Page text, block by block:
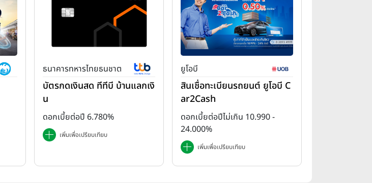
ธนาคารทหารไทยธนชาต
บัตรกดเงินสด ทีทีบี บ้านแลกเงิ
น
ดอกเบี้ยต่อปี 6.780%
เพิ่มเพื่อเปรียบเทียบ
ยูโอบี
สินเชื่อทะเบียนรถยนต์ ยูโอบี C
ar2Cash
ดอกเบี้ยต่อปีไม่เกิน 10.990 -
24.000%
เพิ่มเพื่อเปรียบเทียบ